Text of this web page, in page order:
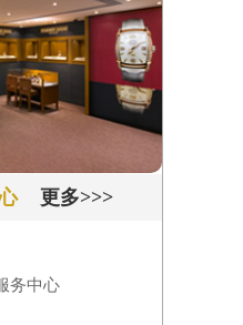
更多>>>
务中心